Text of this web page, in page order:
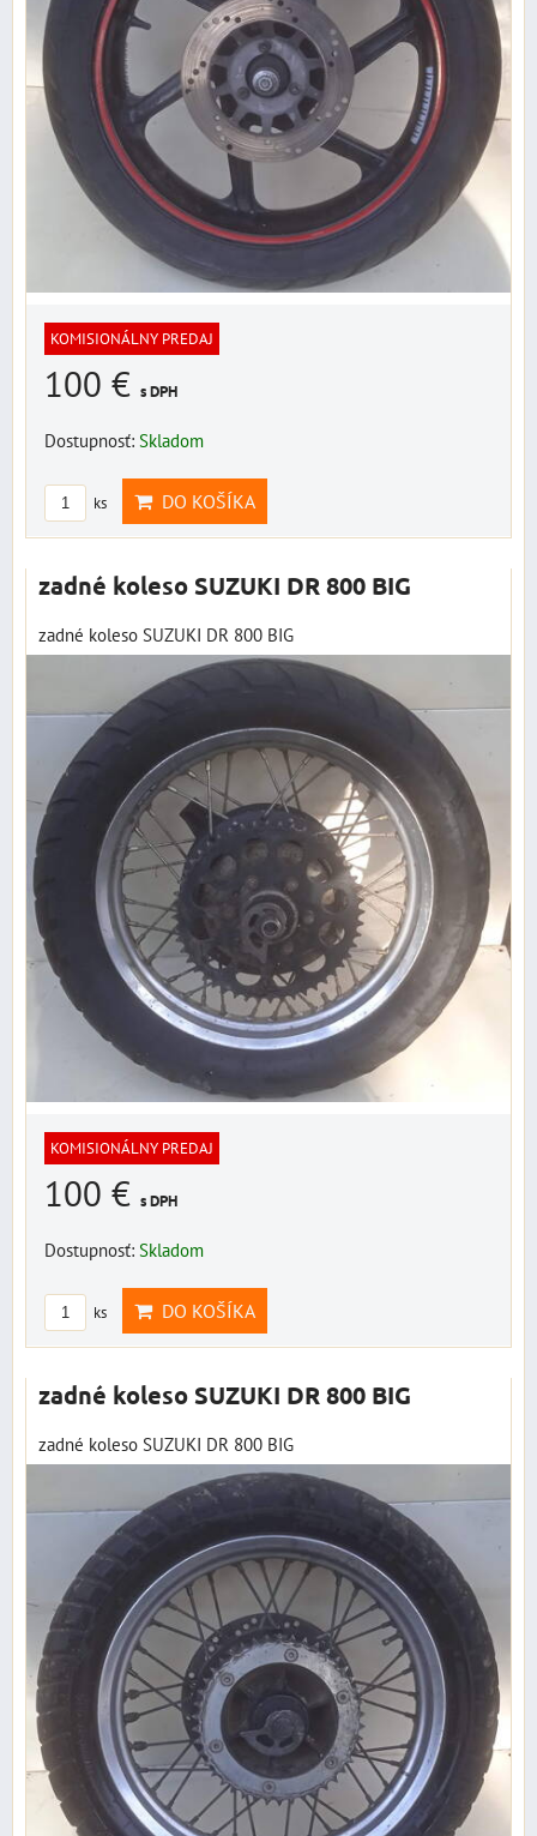
KOMISIONÁLNY PREDAJ
100 € s DPH
Dostupnosť: Skladom
ks DO KOŠÍKA
zadné koleso SUZUKI DR 800 BIG
zadné koleso SUZUKI DR 800 BIG
KOMISIONÁLNY PREDAJ
100 € s DPH
Dostupnosť: Skladom
ks DO KOŠÍKA
zadné koleso SUZUKI DR 800 BIG
zadné koleso SUZUKI DR 800 BIG